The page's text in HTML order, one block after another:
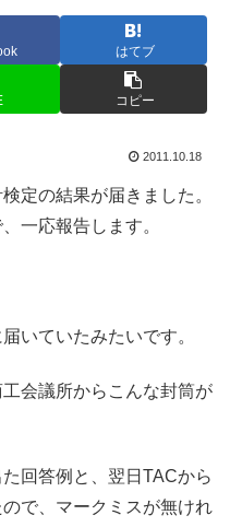
はてブ
コピー
2011.10.18
定の結果が届きました。
一応報告します。
いていたみたいです。
会議所からこんな封筒が
回答例と、翌日TACから
で、マークミスが無けれ